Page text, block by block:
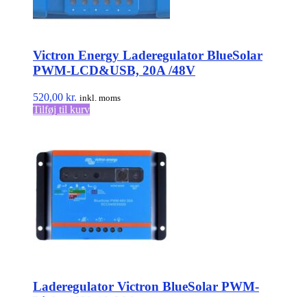
Victron Energy Laderegulator BlueSolar
PWM-LCD&USB, 20A /48V
520,00 kr. inkl. moms
Tilføj til kurv
Laderegulator Victron BlueSolar PWM-